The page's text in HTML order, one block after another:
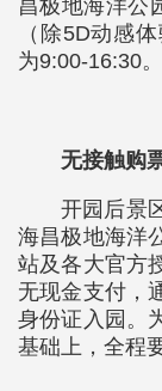
昌极地海洋公
（除5D动感
为9:00-16:30。
无接触购
开园后景
海昌极地海洋
站及各大官方
无现金支付，
身份证入园。
基础上，全程